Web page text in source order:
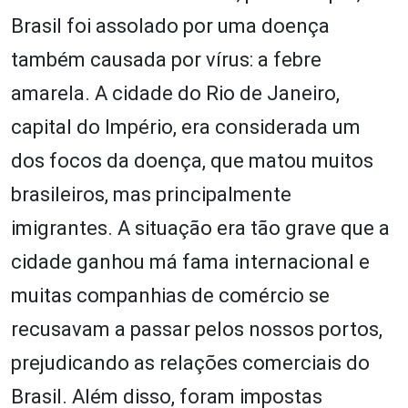
Brasil foi assolado por uma doença
também causada por vírus: a febre
amarela. A cidade do Rio de Janeiro,
capital do Império, era considerada um
dos focos da doença, que matou muitos
brasileiros, mas principalmente
imigrantes. A situação era tão grave que a
cidade ganhou má fama internacional e
muitas companhias de comércio se
recusavam a passar pelos nossos portos,
prejudicando as relações comerciais do
Brasil. Além disso, foram impostas